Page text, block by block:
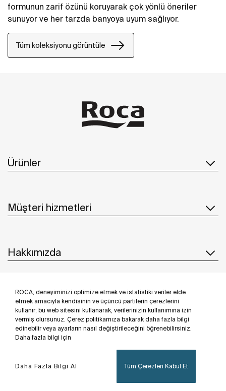
ROCA, deneyiminizi optimize etmek ve istatistiki veriler elde
etmek amacıyla kendisinin ve üçüncü partilerin çerezlerini
kullanır; bu web sitesini kullanarak, verilerinizin kullanımına izin
vermiş olursunuz. Çerez politikamıza bakarak daha fazla bilgi
edinebilir veya ayarların nasıl değiştirileceğini öğrenebilirsiniz.
Daha fazla bilgi için
Daha Fazla Bilgi Al Tüm Çerezleri Kabul Et
formunun zarif özünü koruyarak çok yönlü öneriler
sunuyor ve her tarzda banyoya uyum sağlıyor.
Tüm koleksiyonu görüntüle
Ürünler
Müşteri hizmetleri
Hakkımızda
İlham & Fikirler
Bizi takip edin